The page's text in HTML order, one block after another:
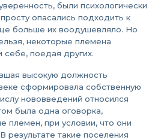
были психологически
опасались подходить к
больше их воодушевляло. Но
некоторые племена
поедая других.
высокую должность
сформировала собственную
нововведений относился
была одна оговорка,
племен, при условии, что они
такие поселения